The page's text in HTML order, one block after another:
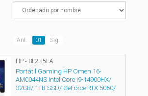
Ant. 01 Sig.
HP - BL2H5EA
Portátil Gaming HP Omen 16-
AM0044NS Intel Core i9-14900HX/
32GB/ 1TB SSD/ GeForce RTX 5060/